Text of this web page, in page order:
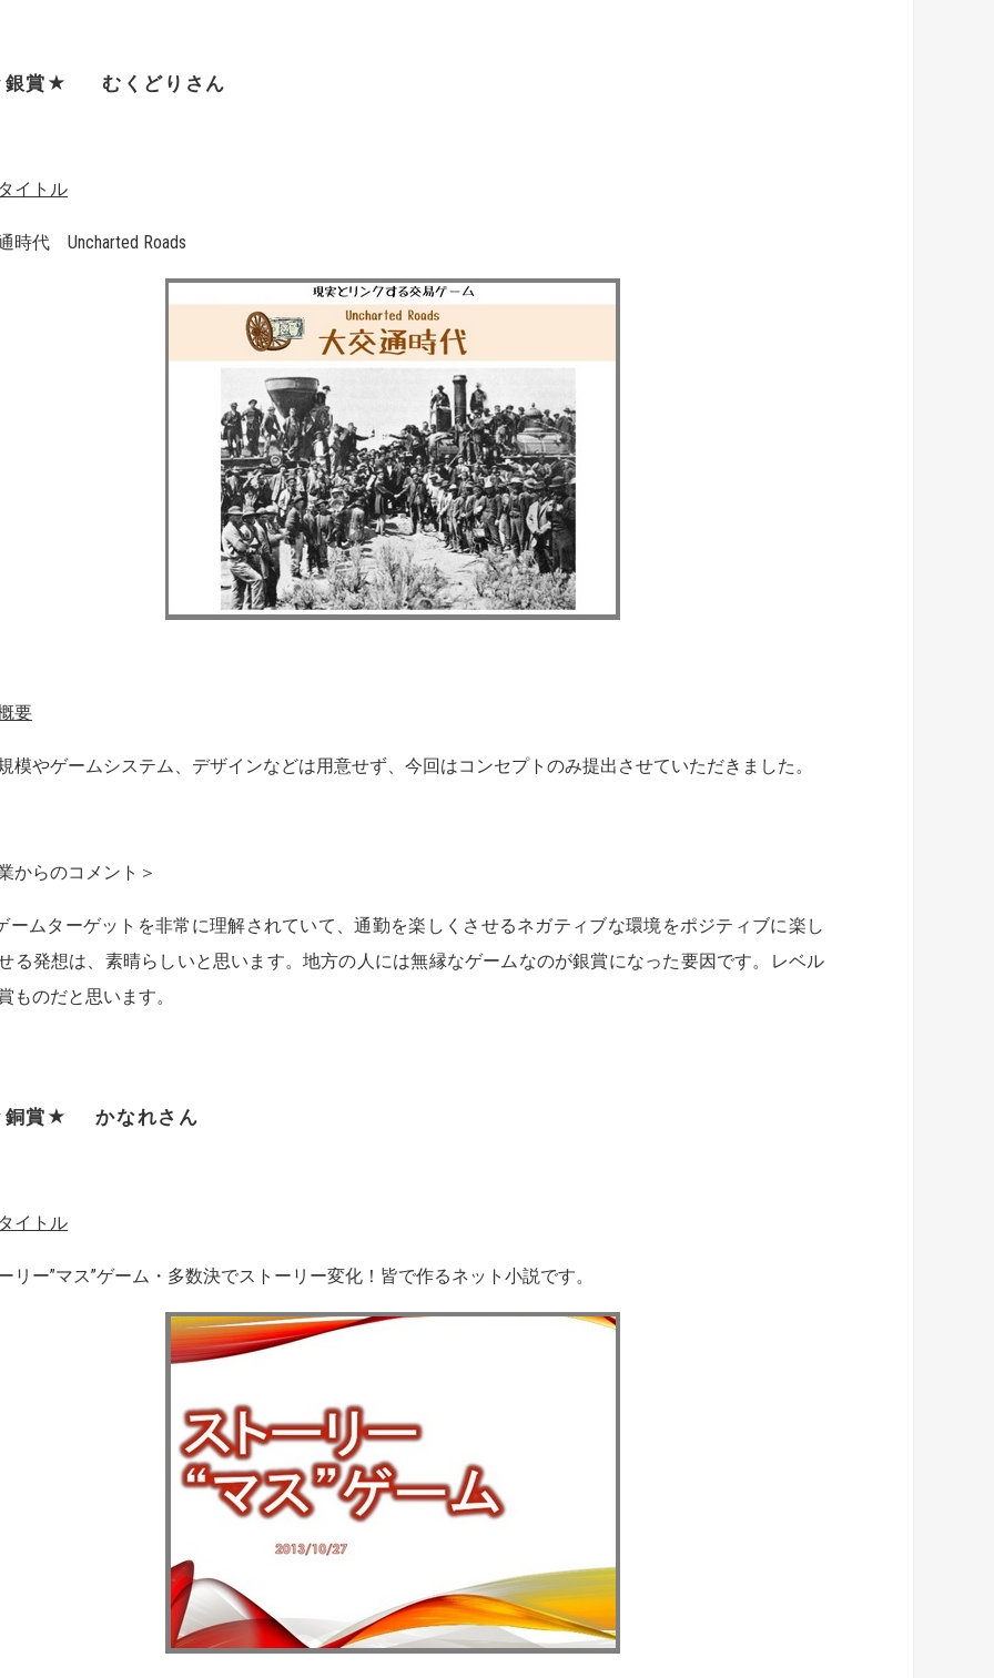
賞★ むくどりさん
イトル
時代 Uncharted Roads
要
模やゲームシステム、デザインなどは用意せず、今回はコンセプトのみ提出させていただきました。
からのコメント＞
ームターゲットを非常に理解されていて、通勤を楽しくさせるネガティブな環境をポジティブに楽し
る発想は、素晴らしいと思います。地方の人には無縁なゲームなのが銀賞になった要因です。レベル
ものだと思います。
賞★ かなれさん
イトル
リー”マス”ゲーム・多数決でストーリー変化！皆で作るネット小説です。